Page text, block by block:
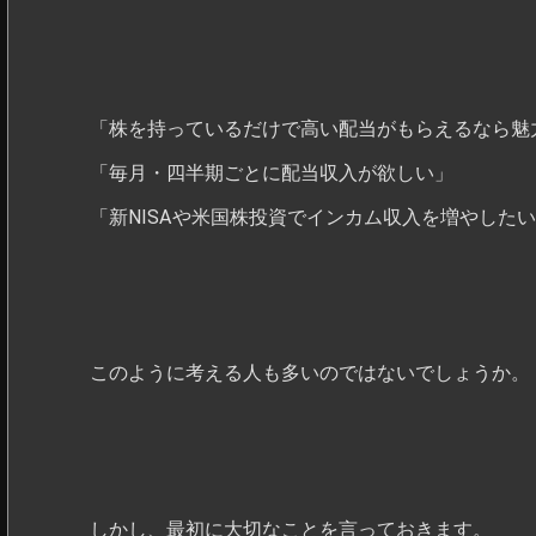
「株を持っているだけで高い配当がもらえるなら魅
「毎月・四半期ごとに配当収入が欲しい」
「新NISAや米国株投資でインカム収入を増やしたい
このように考える人も多いのではないでしょうか。
しかし、最初に大切なことを言っておきます。